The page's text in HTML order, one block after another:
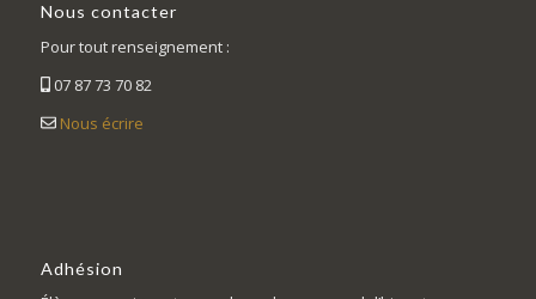
Nous contacter
Pour tout renseignement :
07 87 73 70 82
Nous écrire
Adhésion